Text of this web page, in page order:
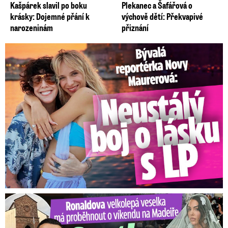
Kašpárek slavil po boku
krásky: Dojemné přání k
narozeninám
Plekanec a Šafářová o
výchově dětí: Překvapivé
přiznání
Bývalá reportérka Novy Maurerová: Neustálý boj o lásku s ...
Ronaldova velkolepá veselka na Madeiře: Svatba plná zákazů!